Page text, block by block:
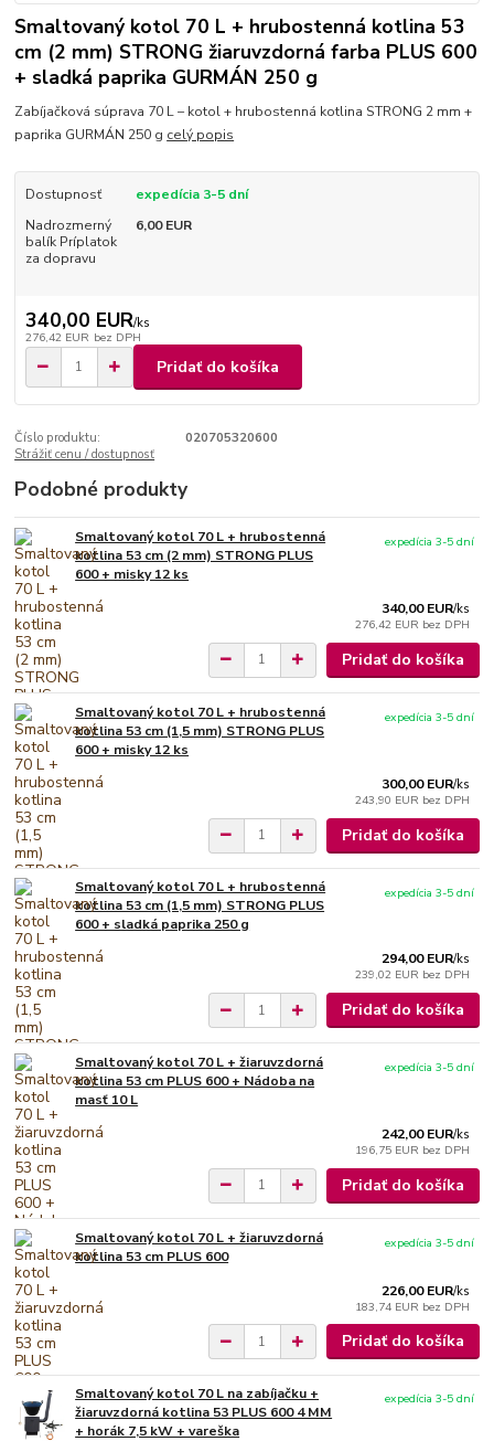
Smaltovaný kotol 70 L + hrubostenná kotlina 53
cm (2 mm) STRONG žiaruvzdorná farba PLUS 600
+ sladká paprika GURMÁN 250 g
Zabíjačková súprava 70 L – kotol + hrubostenná kotlina STRONG 2 mm +
paprika GURMÁN 250 g celý popis
Dostupnosť
expedícia 3-5 dní
Nadrozmerný
balík Príplatok
za dopravu
6,00 EUR
340,00 EUR/ks
276,42 EUR bez DPH
Pridať do košíka
Číslo produktu:
020705320600
Strážiť cenu / dostupnosť
Podobné produkty
Smaltovaný kotol 70 L + hrubostenná
kotlina 53 cm (2 mm) STRONG PLUS
600 + misky 12 ks
340,00 EUR/ks
276,42 EUR bez DPH
expedícia 3-5 dní
Pridať do košíka
Smaltovaný kotol 70 L + hrubostenná
kotlina 53 cm (1,5 mm) STRONG PLUS
600 + misky 12 ks
300,00 EUR/ks
243,90 EUR bez DPH
expedícia 3-5 dní
Pridať do košíka
Smaltovaný kotol 70 L + hrubostenná
kotlina 53 cm (1,5 mm) STRONG PLUS
600 + sladká paprika 250 g
294,00 EUR/ks
239,02 EUR bez DPH
expedícia 3-5 dní
Pridať do košíka
Smaltovaný kotol 70 L + žiaruvzdorná
kotlina 53 cm PLUS 600 + Nádoba na
masť 10 L
242,00 EUR/ks
196,75 EUR bez DPH
expedícia 3-5 dní
Pridať do košíka
Smaltovaný kotol 70 L + žiaruvzdorná
kotlina 53 cm PLUS 600
226,00 EUR/ks
183,74 EUR bez DPH
expedícia 3-5 dní
Pridať do košíka
Smaltovaný kotol 70 L na zabíjačku +
žiaruvzdorná kotlina 53 PLUS 600 4 MM
+ horák 7,5 kW + vareška
expedícia 3-5 dní